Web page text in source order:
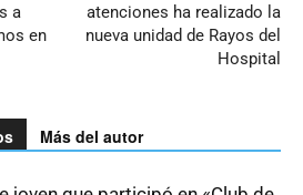
a
en
atenciones ha realizado la
nueva unidad de Rayos del
Hospital
Más del autor